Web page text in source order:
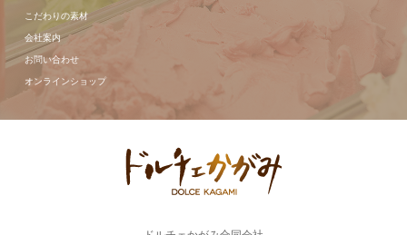
こだわりの素材
会社案内
お問い合わせ
オンラインショップ